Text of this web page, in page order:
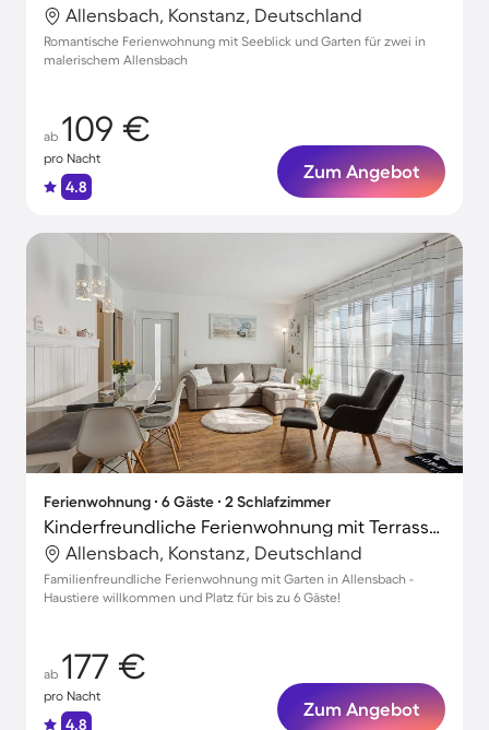
Allensbach, Konstanz, Deutschland
Romantische Ferienwohnung mit Seeblick und Garten für zwei in
malerischem Allensbach
ab 109 €
pro Nacht
4.8
Zum Angebot
Ferienwohnung ∙ 6 Gäste ∙ 2 Schlafzimmer
Kinderfreundliche Ferienwohnung mit Terrasse, Grill und Garten | Gartenblick | Haustierfreundlich
Allensbach, Konstanz, Deutschland
Familienfreundliche Ferienwohnung mit Garten in Allensbach -
Haustiere willkommen und Platz für bis zu 6 Gäste!
ab 177 €
pro Nacht
4.8
Zum Angebot